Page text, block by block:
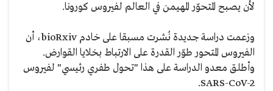
لأن يصبح المتحوّر المهيمن في العالم لفيروس كورونا.
وزعمت دراسة جديدة نُشرت مسبقا على خادم bioRxiv، أن
الفيروس المتحور طوّر القدرة على الارتباط بخلايا القوارض.
وأطلق معدو الدراسة على هذا "تحول طفري رئيسي" لفيروس
SARS-CoV-2.